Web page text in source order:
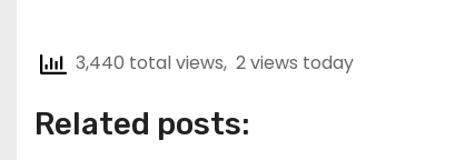
3,440 total views, 2 views today
Related posts: